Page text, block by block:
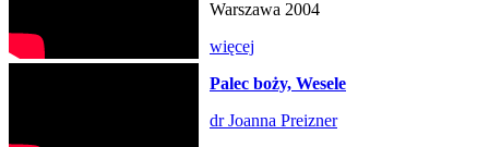
Warszawa 2004
więcej
Palec boży, Wesele
dr Joanna Preizner